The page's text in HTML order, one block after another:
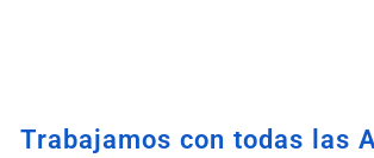
Trabajamos con todas las